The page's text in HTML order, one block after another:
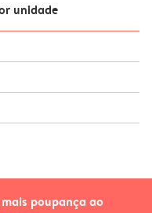
poupança ao
unidade